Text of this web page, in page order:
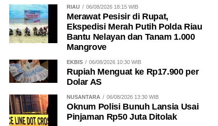
RIAU 06/08/2026 18:15 WIB
Merawat Pesisir di Rupat,
Ekspedisi Merah Putih Polda Riau
Bantu Nelayan dan Tanam 1.000
Mangrove
EKBIS 06/08/2026 10:30 WIB
Rupiah Menguat ke Rp17.900 per
Dolar AS
NUSANTARA 06/08/2026 13:30 WIB
Oknum Polisi Bunuh Lansia Usai
Pinjaman Rp50 Juta Ditolak